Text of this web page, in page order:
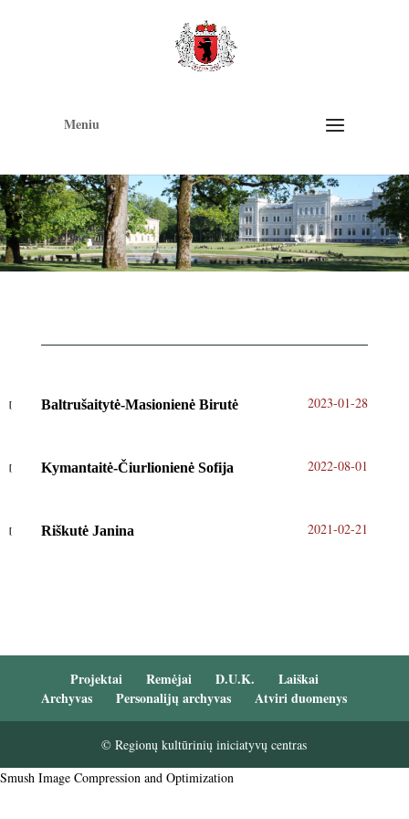
Meniu
Baltrušaitytė-Masionienė Birutė 2023-01-28
Kymantaitė-Čiurlionienė Sofija 2022-08-01
Riškutė Janina 2021-02-21
Projektai Remėjai D.U.K.
Laiškai
Archyvas
Personalijų archyvas Atviri duomenys
© Regionų kultūrinių iniciatyvų centras
Smush Image Compression and Optimization